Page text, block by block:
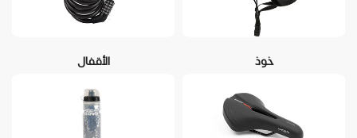
خوذ الأقفال